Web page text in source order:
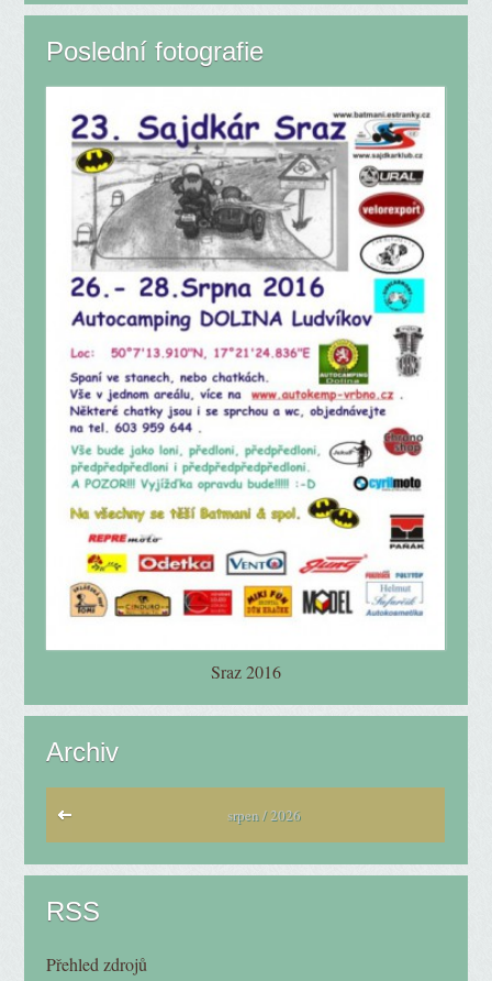
Poslední fotografie
Sraz 2016
Archiv
srpen / 2026
RSS
Přehled zdrojů